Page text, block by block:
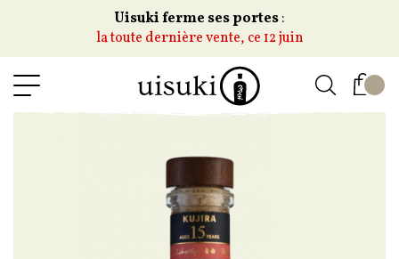
Uisuki ferme ses portes:
la toute dernière vente, ce 12 juin